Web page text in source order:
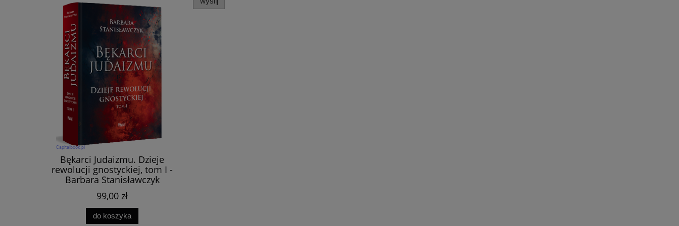
Bękarci Judaizmu. Dzieje
rewolucji gnostyckiej, tom I -
Barbara Stanisławczyk
99,00 zł
do koszyka